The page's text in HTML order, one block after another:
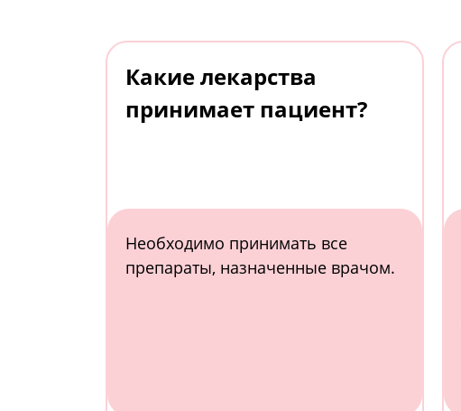
Какие лекарства
принимает пациент?
Необходимо принимать все
препараты, назначенные врачом.